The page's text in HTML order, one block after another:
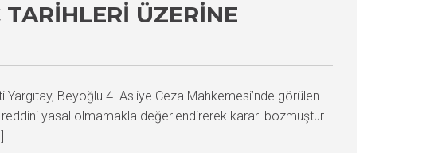
ÜZERINE
Yargıtay, Beyoğlu 4. Asliye Ceza Mahkemesi’nde görülen
reddini yasal olmamakla değerlendirerek kararı bozmuştur.